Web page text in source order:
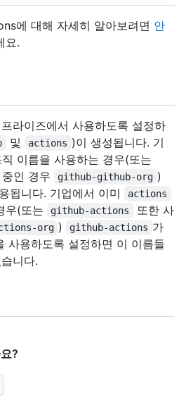
에 대해 자세히 알아보려면 안
요.
라이즈에서 사용하도록 설정하
및 actions )이 생성됩니다. 기
직 이름을 사용하는 경우(또는
인 경우 github-github-org )
됩니다. 기업에서 이미 actions
우(또는 github-actions
또한 사
org ) github-actions 가
사용하도록 설정하면 이 이름들
니다.
?